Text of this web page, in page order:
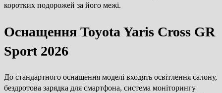
коротких подорожей за його межі.
Оснащення Toyota Yaris Cross GR
Sport 2026
До стандартного оснащення моделі входять освітлення салону,
бездротова зарядка для смартфона, система моніторингу